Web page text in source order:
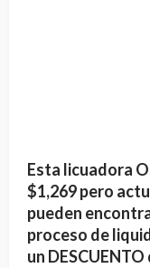
Esta licuadora
$1,269 pero
pueden
proceso de
un